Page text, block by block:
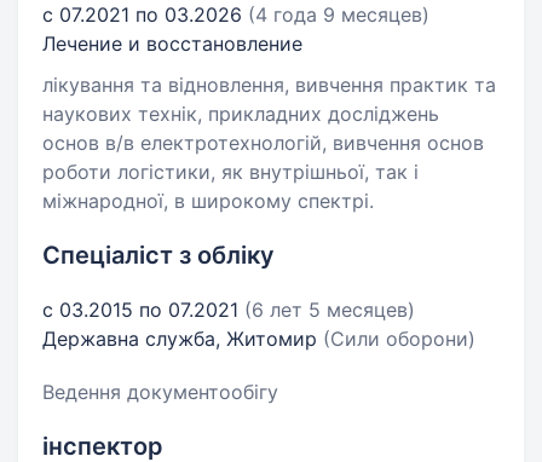
с 07.2021 по 03.2026 (4 года 9 месяцев)
Лечение и восстановление
лікування та відновлення, вивчення практик та
наукових технік, прикладних досліджень
основ в/в електротехнологій, вивчення основ
роботи логістики, як внутрішньої, так і
міжнародної, в широкому спектрі.
Спеціаліст з обліку
с 03.2015 по 07.2021 (6 лет 5 месяцев)
Державна служба, Житомир (Сили оборони)
Ведення документообігу
інспектор